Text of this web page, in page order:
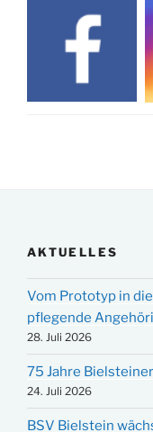
AKTUELLES
Vom Prototyp in
pflegende
28. Juli 2026
75 Jahre
24. Juli 2026
BSV Bielstein